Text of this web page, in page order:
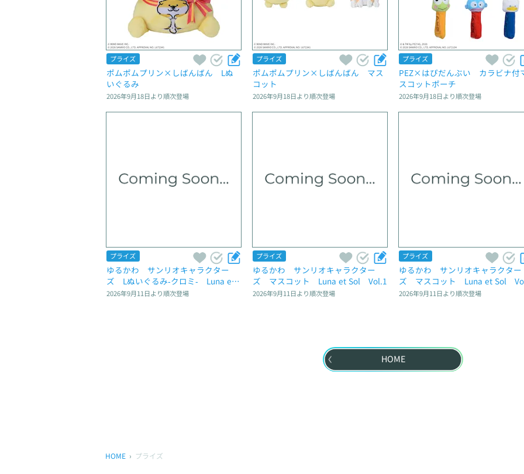
プライズ
ポムポムプリン×しばんばん　Lぬ
いぐるみ
2026年9月18日より順次登場
プライズ
ポムポムプリン×しばんばん　マス
コット
2026年9月18日より順次登場
プライズ
PEZ×はぴだんぶい　カラビナ付
スコットポーチ
2026年9月18日より順次登場
プライズ
ゆるかわ　サンリオキャラクター
ズ　Lぬいぐるみ‐クロミ‐　Luna et
Sol
2026年9月11日より順次登場
プライズ
ゆるかわ　サンリオキャラクター
ズ　マスコット　Luna et Sol　Vol.1
2026年9月11日より順次登場
プライズ
ゆるかわ　サンリオキャラクター
ズ　マスコット　Luna et Sol　
2026年9月11日より順次登場
HOME
HOME プライズ